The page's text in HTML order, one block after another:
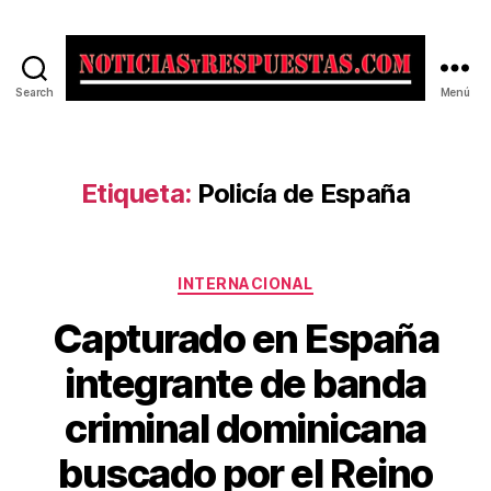
Search Menú
Etiqueta: Policía de España
Categorías
INTERNACIONAL
Capturado en España
integrante de banda
criminal dominicana
buscado por el Reino